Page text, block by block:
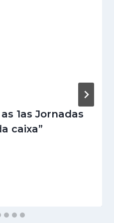
1as Jornadas
caixa”